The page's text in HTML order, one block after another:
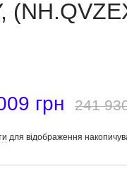
грн 241
для відображення